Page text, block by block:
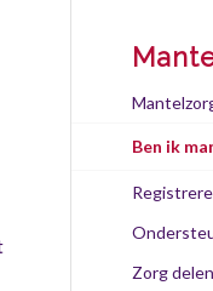
Ben ik
Zorg